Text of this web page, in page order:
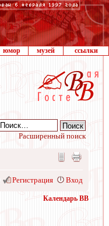
юмор музей ссылки
Расширенный поиск
Регистрация Вход
Календарь ВВ